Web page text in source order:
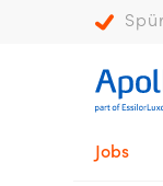
Jobs